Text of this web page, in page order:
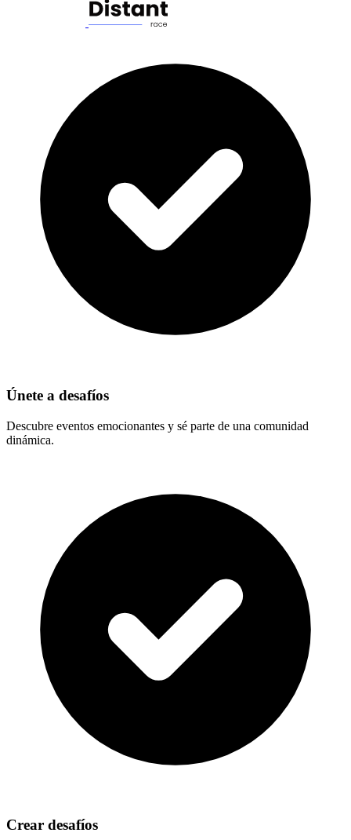
Únete a desafíos
Descubre eventos emocionantes y sé parte de una comunidad
dinámica.
Crear desafíos